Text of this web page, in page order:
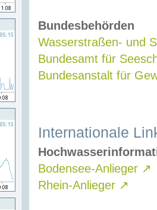
Bundesbehörden
Wasserstraßen- und
Bundesamt für
Bundesanstalt für
Internationale
Bodensee-Anlieger ↗
Rhein-Anlieger ↗